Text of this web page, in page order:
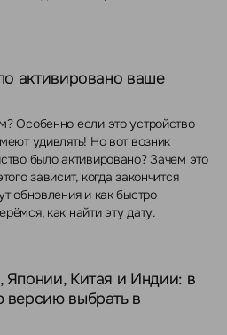
активировано ваше
Особенно если это устройство
удивлять! Но вот возник
было активировано? Зачем это
зависит, когда закончится
обновления и как быстро
как найти эту дату.
Китая и Индии: в
версию выбрать в